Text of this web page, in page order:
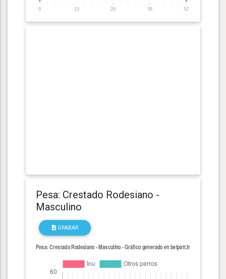
0 13 26 39 52
Pesa: Crestado Rodesiano -
Masculino
GRABAR